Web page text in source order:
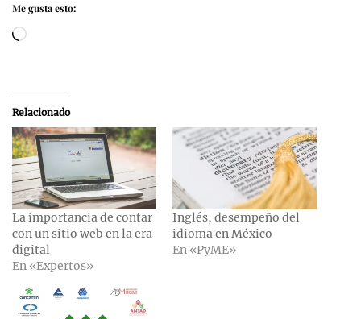
Me gusta esto:
Cargando...
Relacionado
La importancia de contar
con un sitio web en la era
digital
En «Expertos»
Inglés, desempeño del
idioma en México
En «PyME»